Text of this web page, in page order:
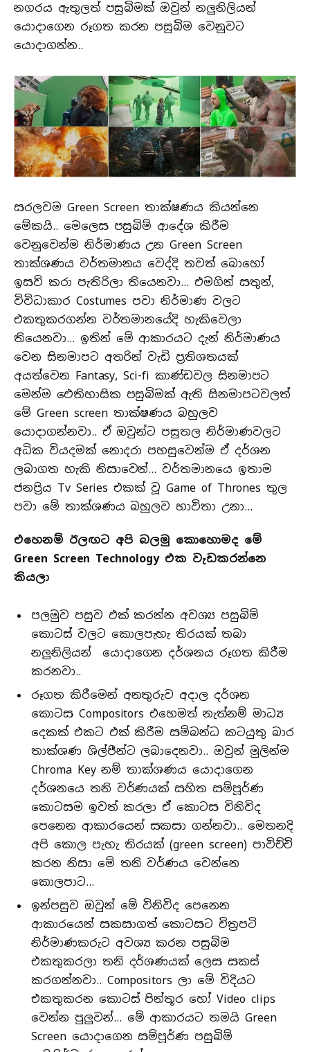
නගරය ඇතුලත් පසුබිමක් ඔවුන් නලුනිලියන්
යොදාගෙන රූගත කරන පසුබිම වෙනුවට
යොදාගන්න..
සරලවම Green Screen තාක්ෂණය කියන්නෙ
මේකයි.. මෙලෙස පසුබිම් ආදේශ කිරීම
වෙනුවෙන්ම නිර්මාණය උන Green Screen
තාක්ශණය වර්තමානය වෙද්දි තවත් බොහෝ
ඉසව් කරා පැතිරිලා තියෙනවා… එමගින් සතුන්,
විවිධාකාර Costumes පවා නිර්මාණ වලට
එකතුකරගන්න වර්තමානයේදි හැකිවෙලා
තියෙනවා… ඉතින් මේ ආකාරයට දැන් නිර්මාණය
වෙන සිනමාපට අතරින් වැඩි ප්‍රතිශතයක්
අයත්වෙන Fantasy, Sci-fi කාණ්ඩවල සිනමාපට
මෙන්ම ඓතිහාසික පසුබිමක් ඇති සිනමාපටවලත්
මේ Green screen තාක්ෂණය බහුලව
යොදාගන්නවා.. ඒ ඔවුන්ට පසුතල නිර්මාණවලට
අධික වියදමක් නොදරා පහසුවෙන්ම ඒ දර්ශන
ලබාගත හැකි නිසාවෙන්… වර්තමානයෙ ඉතාම
ජනප්‍රිය Tv Series එකක් වූ Game of Thrones තුල
පවා මේ තාක්ශණය බහුලව භාවිතා උනා…
එහෙනම් ඊලඟට අපි බලමු කොහොමද මේ
Green Screen Technology එක වැඩකරන්නෙ
කියලා
පලමුව පසුව එක් කරන්න අවශ්‍ය පසුබිම්
කොටස් වලට කොලපැහැ තිරයක් තබා
නලුනිලියන් යොදාගෙන දර්ශනය රූගත කිරීම
කරනවා..
රූගත කිරීමෙන් අනතුරුව අදාල දර්ශන
කොටස Compositors එහෙමත් නැත්නම් මාධ්‍ය
දෙකක් එකට එක් කිරීම සම්බන්ධ කටයුතු බාර
තාක්ශණ ශිල්පීන්ට ලබාදෙනවා.. ඔවුන් මුලින්ම
Chroma Key නම් තාක්ශණය යොදාගෙන
දර්ශනයෙ තනි වර්ණයක් සහිත සම්පූර්ණ
කොටසම ඉවත් කරලා ඒ කොටස විනිවිද
පෙනෙන ආකාරයෙන් සකසා ගන්නවා.. මෙතනදි
අපි කොල පැහැ තිරයක් (green screen) පාවිච්චි
කරන නිසා මේ තනි වර්ණය වෙන්නෙ
කොලපාට…
ඉන්පසුව ඔවුන් මේ විනිවිද පෙනෙන
ආකාරයෙන් සකසාගත් කොටසට චිත්‍රපටි
නිර්මාණකරුට අවශ්‍ය කරන පසුබිම
එකතුකරලා තනි දර්ශණයක් ලෙස සකස්
කරගන්නවා.. Compositors ලා මේ විදියට
එකතුකරන කොටස් පින්තූර හෝ Video clips
වෙන්න පුලුවන්… මේ ආකාරයට තමයි Green
Screen යොදාගෙන සම්පූර්ණ පසුබිම්